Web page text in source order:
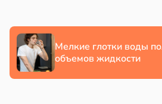
Мелкие глотки воды
объемов жидкости